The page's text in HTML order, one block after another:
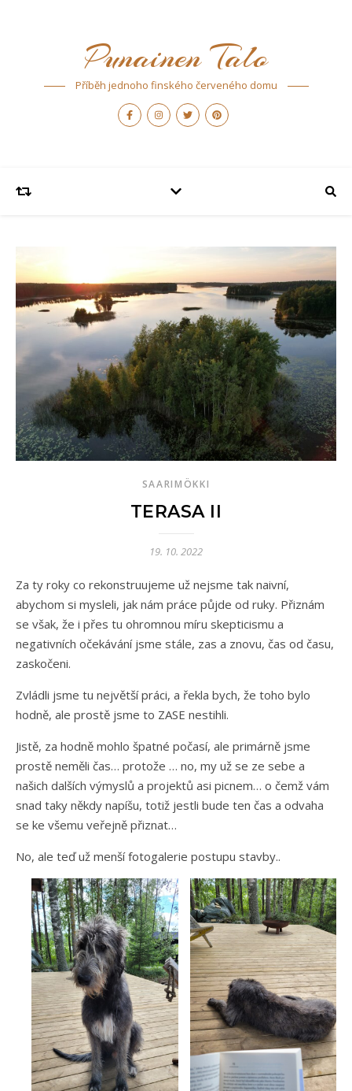
Punainen Talo
Příběh jednoho finského červeného domu
SAARIMÖKKI
TERASA II
19. 10. 2022
Za ty roky co rekonstruujeme už nejsme tak naivní,
abychom si mysleli, jak nám práce půjde od ruky. Přiznám
se však, že i přes tu ohromnou míru skepticismu a
negativních očekávání jsme stále, zas a znovu, čas od času,
zaskočeni.
Zvládli jsme tu největší práci, a řekla bych, že toho bylo
hodně, ale prostě jsme to ZASE nestihli.
Jistě, za hodně mohlo špatné počasí, ale primárně jsme
prostě neměli čas… protože … no, my už se ze sebe a
našich dalších výmyslů a projektů asi picnem… o čemž vám
snad taky někdy napíšu, totiž jestli bude ten čas a odvaha
se ke všemu veřejně přiznat…
No, ale teď už menší fotogalerie postupu stavby..